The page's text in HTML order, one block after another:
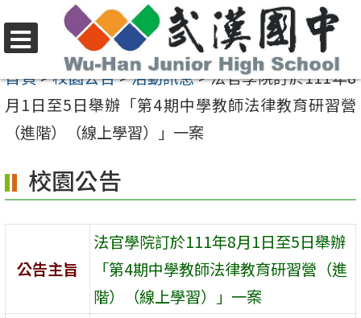
至
要
區
選
單
首頁>校園公告>活動訊息>法官學院訂於111年8
月1日至5日舉辦「第4期中學教師法律教育研習營
（進階）（線上學習）」一案
校園公告
公告主旨
法官學院訂於111年8月1日至5日舉辦
「第4期中學教師法律教育研習營（進
階）（線上學習）」一案